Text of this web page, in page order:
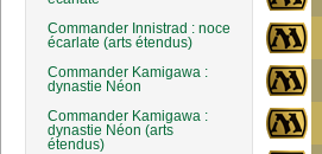
Commander Innistrad : noce
écarlate (arts étendus)
Commander Kamigawa :
dynastie Néon
Commander Kamigawa :
dynastie Néon (arts
étendus)